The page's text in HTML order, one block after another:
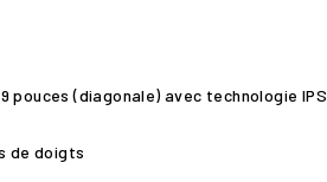
pouces (diagonale) avec technologie IPS
de doigts